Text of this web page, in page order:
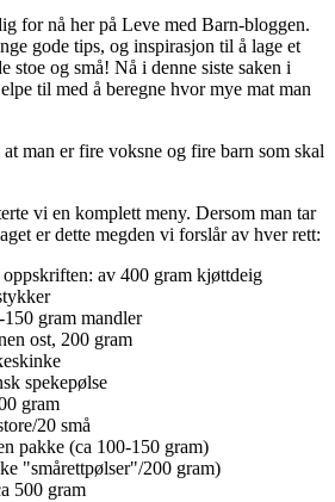
for nå her på Leve med Barn-bloggen.
gode tips, og inspirasjon til å lage et
stoe og små! Nå i denne siste saken i
til med å beregne hvor mye mat man
man er fire voksne og fire barn som skal
vi en komplett meny. Dersom man tar
er dette megden vi forslår av hver rett:
oppskriften: av 400 gram kjøttdeig
150 gram mandler
ost, 200 gram
spekepølse
gram
20 små
pakke (ca 100-150 gram)
"smårettpølser"/200 gram)
500 gram